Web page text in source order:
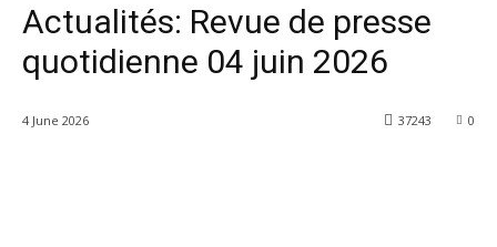
Actualités: Revue de presse
quotidienne 04 juin 2026
4 June 2026 0
37243